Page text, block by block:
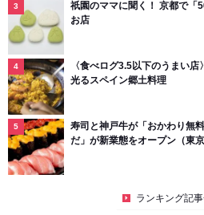
祇園のママに聞く！ 京都で「
お店
〈食べログ3.5以下のうまい
光るスペイン郷土料理
寿司と神戸牛が「おかわり無
だ」が新業態をオープン（東京
ランキング記